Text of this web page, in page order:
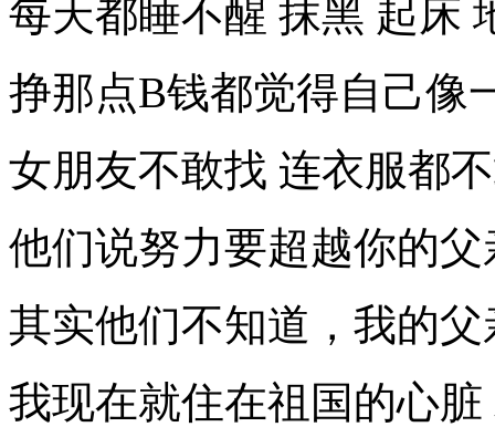
每天都睡不醒 抹黑 起床
挣那点B钱都觉得自己像
女朋友不敢找 连衣服都
他们说努力要超越你的父
其实他们不知道，我的
我现在就住在祖国的心